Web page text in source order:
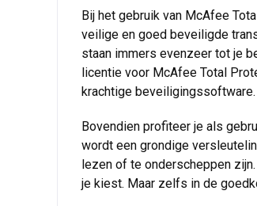
Bij het gebruik van McAfee
veilige en goed beveiligde
staan immers evenzeer tot je
licentie voor McAfee Total
krachtige beveiligingssoftware.
Bovendien profiteer je als
wordt een grondige
lezen of te onderscheppen
je kiest. Maar zelfs in de